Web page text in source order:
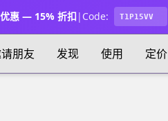
惠 — 15% 折扣 | Code: T1P15VV
朋友 发现 使用 定价